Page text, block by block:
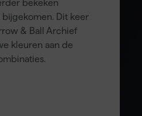
bekeken
Dit keer
& Ball Archief
kleuren aan de